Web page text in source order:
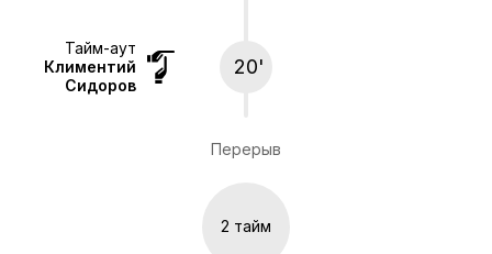
Тайм-аут
Климентий
Сидоров
20'
Перерыв
2 тайм